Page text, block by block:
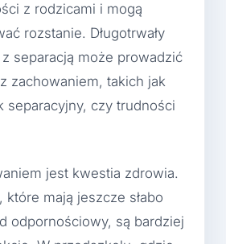
z rodzicami i mogą
rozstanie. Długotrwały
separacją może prowadzić
zachowaniem, takich jak
separacyjny, czy trudności
jest kwestia zdrowia.
które mają jeszcze słabo
odpornościowy, są bardziej